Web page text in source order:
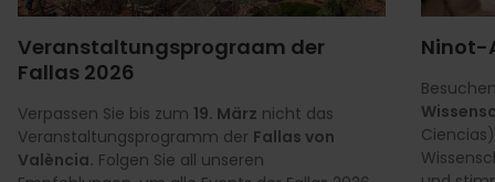
Veranstaltungsprograam der
Fallas 2026
Verpassen Sie bis zum 19. März nicht das
Veranstaltungsprogramm der Fallas von
València. Folgen Sie all unseren
Ninot-